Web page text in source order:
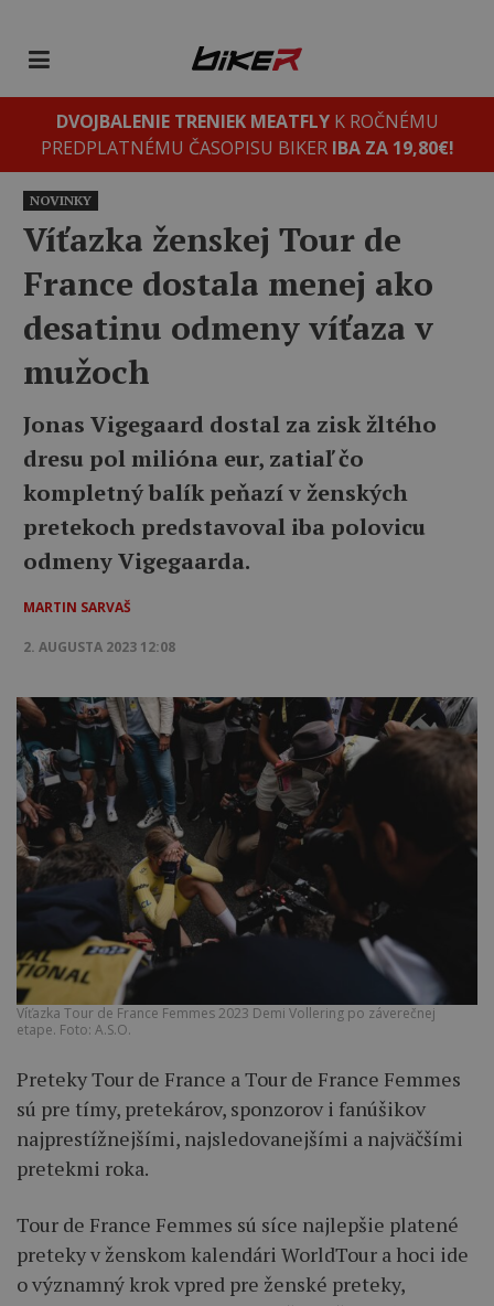
DVOJBALENIE TRENIEK MEATFLYK ROČNÉMU
PREDPLATNÉMU ČASOPISU BIKER IBA ZA 19,80€!
NOVINKY
Víťazka ženskej Tour de
France dostala menej ako
desatinu odmeny víťaza v
mužoch
Jonas Vigegaard dostal za zisk žltého
dresu pol milióna eur, zatiaľ čo
kompletný balík peňazí v ženských
pretekoch predstavoval iba polovicu
odmeny Vigegaarda.
MARTIN SARVAŠ
2. AUGUSTA 2023 12:08
Víťazka Tour de France Femmes 2023 Demi Vollering po záverečnej
etape. Foto: A.S.O.
Preteky Tour de France a Tour de France Femmes
sú pre tímy, pretekárov, sponzorov i fanúšikov
najprestížnejšími, najsledovanejšími a najväčšími
pretekmi roka.
Tour de France Femmes sú síce najlepšie platené
preteky v ženskom kalendári WorldTour a hoci ide
o významný krok vpred pre ženské preteky,